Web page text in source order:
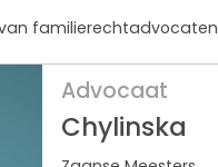
Advocaat
Chylinska